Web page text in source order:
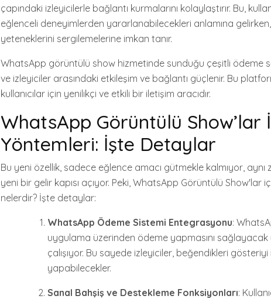
çapındaki izleyicilerle bağlantı kurmalarını kolaylaştırır. Bu,
eğlenceli deneyimlerden yararlanabilecekleri anlamına gelirken,
yeteneklerini sergilemelerine imkan tanır.
WhatsApp görüntülü show hizmetinde sunduğu çeşitli ödeme
ve izleyiciler arasındaki etkileşim ve bağlantı güçlenir. Bu
kullanıcılar için yenilikçi ve etkili bir iletişim aracıdır.
WhatsApp Görüntülü Show’lar
Yöntemleri: İşte Detaylar
Bu yeni özellik, sadece eğlence amacı gütmekle kalmıyor,
yeni bir gelir kapısı açıyor. Peki, WhatsApp Görüntülü Show'lar
nelerdir? İşte detaylar:
WhatsApp Ödeme Sistemi Entegrasyonu:
uygulama üzerinden ödeme yapmasını
çalışıyor. Bu sayede izleyiciler, beğendikleri
yapabilecekler.
Sanal Bahşiş ve Destekleme Fonksiyonları: